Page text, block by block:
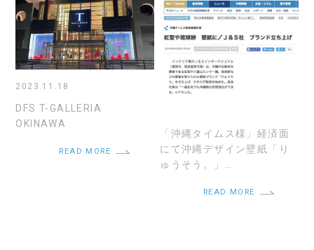
2023.11.18
DFS T-GALLERIA
OKINAWA
READ MORE
「沖縄タイムス様」経済面
にて沖縄デザイン壁紙「り
ゅうそう。」…
READ MORE